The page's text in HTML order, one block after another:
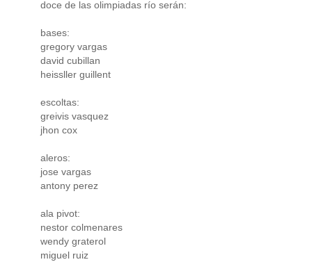
doce de las olimpiadas río serán:
bases:
gregory vargas
david cubillan
heissller guillent
escoltas:
greivis vasquez
jhon cox
aleros:
jose vargas
antony perez
ala pivot:
nestor colmenares
wendy graterol
miguel ruiz